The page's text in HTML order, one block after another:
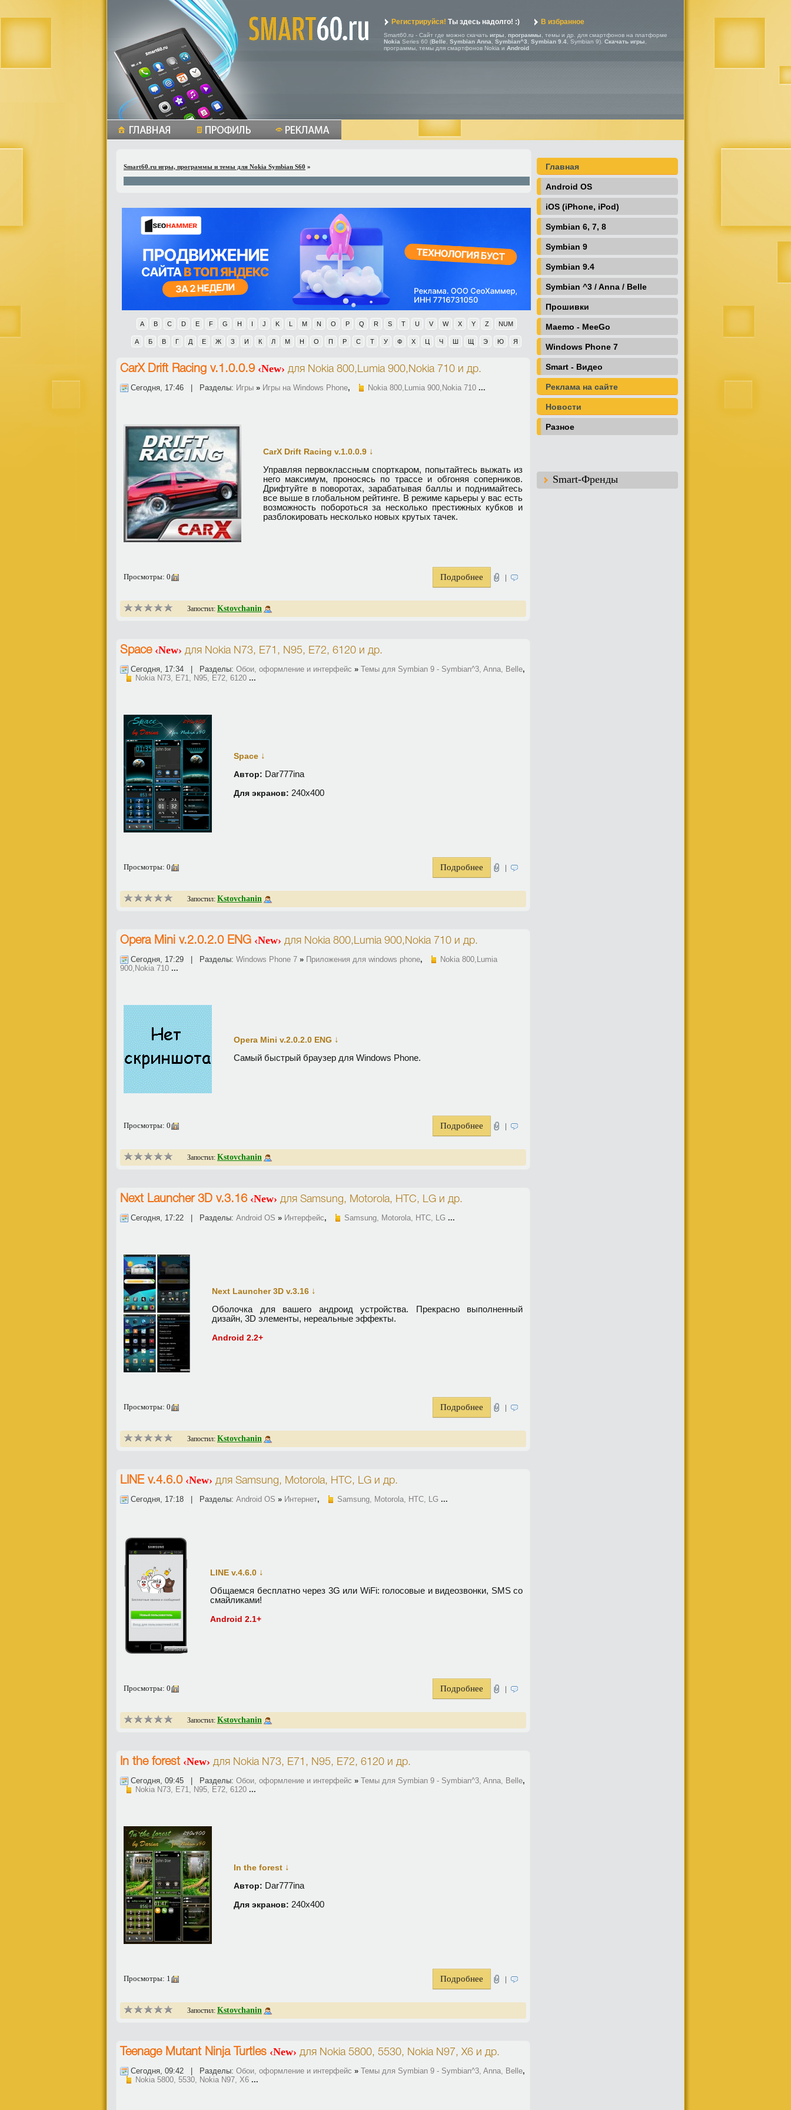
Регистрируйся! Ты здесь надолго! :) В избранное
Smart60.ru - Сайт где можно скачать игры программы , темы и др. для смартфонов на платформе
Nokia Series 60 (Belle Symbian Anna Symbian^3 Symbian 9.4 , Symbian 9). Скачать игры
программы, темы для смартфонов Nokia и Android
Smart60.ru игры, программы и темы для Nokia Symbian S60 »
A B C D E F G H I J K L M N O P Q R S T U V W X Y Z NUM
А Б В Г Д Е Ж З И К Л М Н О П Р С Т У Ф Х Ц Ч Ш Щ Э Ю Я
CarX Drift Racing v.1.0.0.9 ‹New› для Nokia 800,Lumia 900,Nokia 710 и др.
Сегодня, 17:46 | Разделы: Игры » Игры на Windows Phone, Nokia 800,Lumia 900,Nokia 710 ...
CarX Drift Racing v.1.0.0.9 ↓
Управляя первоклассным спорткаром, попытайтесь выжать из
него максимум, проносясь по трассе и обгоняя соперников.
Дрифтуйте в поворотах, зарабатывая баллы и поднимайтесь
все выше в глобальном рейтинге. В режиме карьеры у вас есть
возможность побороться за несколько престижных кубков и
разблокировать несколько новых крутых тачек.
Просмотры: 0 Подробнее |
Запостил: Kstovchanin
Space ‹New› для Nokia N73, E71, N95, E72, 6120 и др.
Сегодня, 17:34 | Разделы: Обои, оформление и интерфейс » Темы для Symbian 9 - Symbian^3, Anna, Belle,
Nokia N73, E71, N95, E72, 6120 ...
Space ↓
Автор: Dar777ina
Для экранов: 240х400
Просмотры: 0 Подробнее |
Запостил: Kstovchanin
Opera Mini v.2.0.2.0 ENG ‹New› для Nokia 800,Lumia 900,Nokia 710 и др.
Сегодня, 17:29 | Разделы: Windows Phone 7 » Приложения для windows phone,
Nokia 800,Lumia
900,Nokia 710 ...
Opera Mini v.2.0.2.0 ENG ↓
Самый быстрый браузер для Windows Phone.
Просмотры: 0 Подробнее |
Запостил: Kstovchanin
Next Launcher 3D v.3.16 ‹New› для Samsung, Motorola, HTC, LG и др.
Сегодня, 17:22 | Разделы: Android OS » Интерфейс, Samsung, Motorola, HTC, LG ...
Next Launcher 3D v.3.16 ↓
Оболочка для вашего андроид устройства. Прекрасно выполненный
дизайн, 3D элементы, нереальные эффекты.
Android 2.2+
Просмотры: 0 Подробнее |
Запостил: Kstovchanin
LINE v.4.6.0 ‹New› для Samsung, Motorola, HTC, LG и др.
Сегодня, 17:18 | Разделы: Android OS » Интернет, Samsung, Motorola, HTC, LG ...
LINE v.4.6.0 ↓
Общаемся бесплатно через 3G или WiFi: голосовые и видеозвонки, SMS со
смайликами!
Android 2.1+
Просмотры: 0 Подробнее |
Запостил: Kstovchanin
In the forest ‹New› для Nokia N73, E71, N95, E72, 6120 и др.
Сегодня, 09:45 | Разделы: Обои, оформление и интерфейс » Темы для Symbian 9 - Symbian^3, Anna, Belle,
Nokia N73, E71, N95, E72, 6120 ...
In the forest ↓
Автор: Dar777ina
Для экранов: 240х400
Просмотры: 1 Подробнее |
Запостил: Kstovchanin
Teenage Mutant Ninja Turtles ‹New› для Nokia 5800, 5530, Nokia N97, X6 и др.
Сегодня, 09:42 | Разделы: Обои, оформление и интерфейс » Темы для Symbian 9 - Symbian^3, Anna, Belle,
Nokia 5800, 5530, Nokia N97, X6 ...
Главная
Android OS
iOS (iPhone, iPod)
Symbian 6, 7, 8
Symbian 9
Symbian 9.4
Symbian ^3 / Anna / Belle
Прошивки
Maemo - MeeGo
Windows Phone 7
Smart - Видео
Реклама на сайте
Новости
Разное
Smart-Френды